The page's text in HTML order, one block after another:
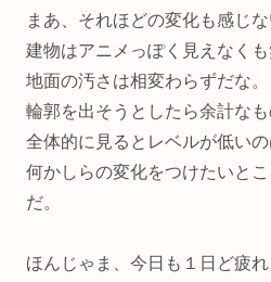
まあ、それほどの変化も感じな
建物はアニメっぽく見えなくも
地面の汚さは相変わらずだな。
輪郭を出そうとしたら余計なも
全体的に見るとレベルが低いの
何かしらの変化をつけたいと
だ。
ほんじゃま、今日も１日ど疲